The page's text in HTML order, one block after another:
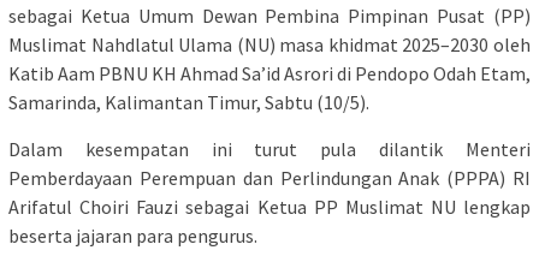
sebagai Ketua Umum Dewan Pembina Pimpinan Pusat (PP)
Muslimat Nahdlatul Ulama (NU) masa khidmat 2025–2030 oleh
Katib Aam PBNU KH Ahmad Sa’id Asrori di Pendopo Odah Etam,
Samarinda, Kalimantan Timur, Sabtu (10/5).
Dalam kesempatan ini turut pula dilantik Menteri
Pemberdayaan Perempuan dan Perlindungan Anak (PPPA) RI
Arifatul Choiri Fauzi sebagai Ketua PP Muslimat NU lengkap
beserta jajaran para pengurus.